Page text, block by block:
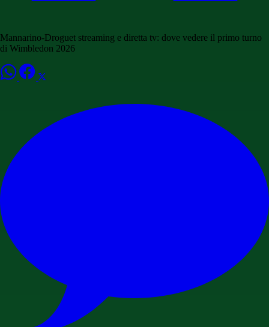
Mannarino-Droguet streaming e diretta tv: dove vedere il primo turno
di Wimbledon 2026